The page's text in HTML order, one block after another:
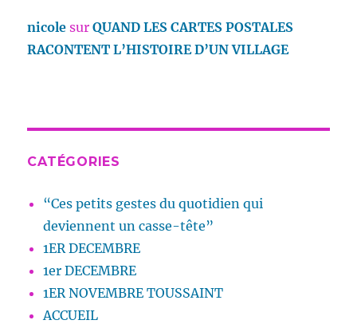
nicole surQUAND LES CARTES POSTALES
RACONTENT L’HISTOIRE D’UN VILLAGE
CATÉGORIES
“Ces petits gestes du quotidien qui
deviennent un casse-tête”
1ER DECEMBRE
1er DECEMBRE
1ER NOVEMBRE TOUSSAINT
ACCUEIL